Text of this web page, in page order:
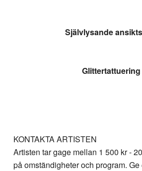
Självlysande
Glittertattuering
KONTAKTA ARTISTEN
Artisten tar gage mellan 1 500 kr -
på omständigheter och program. Ge